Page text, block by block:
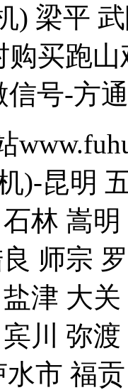
) 梁平
买跑
信号-方
)-昆明
林 嵩
师宗
津 大
川 弥
市 福